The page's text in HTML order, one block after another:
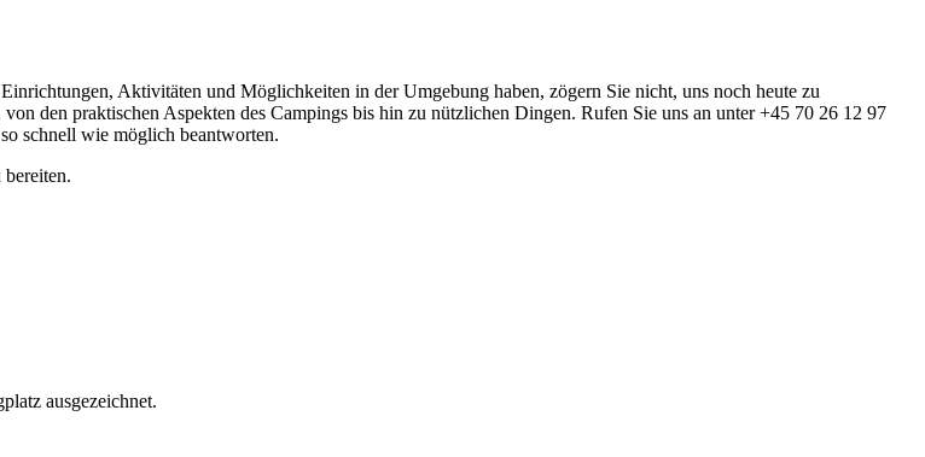
Aktivitäten und Möglichkeiten in der Umgebung haben, zögern Sie nicht, uns noch heute zu
den praktischen Aspekten des Campings bis hin zu nützlichen Dingen. Rufen Sie uns an unter +45 70 26 12 97
schnell wie möglich beantworten.
ausgezeichnet.